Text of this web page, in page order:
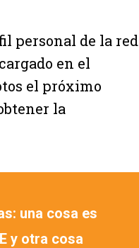
personal de la red
en el
el próximo
la
una cosa es
y otra cosa